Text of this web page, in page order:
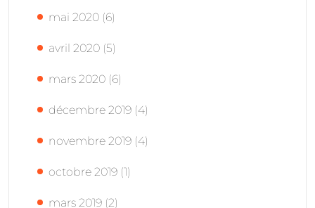
mai 2020 (6)
avril 2020 (5)
mars 2020 (6)
décembre 2019 (4)
novembre 2019 (4)
octobre 2019 (1)
mars 2019 (2)